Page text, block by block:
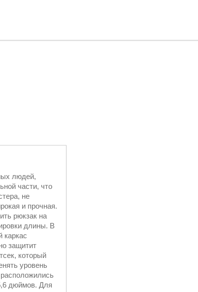
людей,
части, что
не
и прочная.
рюкзак на
длины. В
каркас
защитит
который
уровень
дюймов. Для